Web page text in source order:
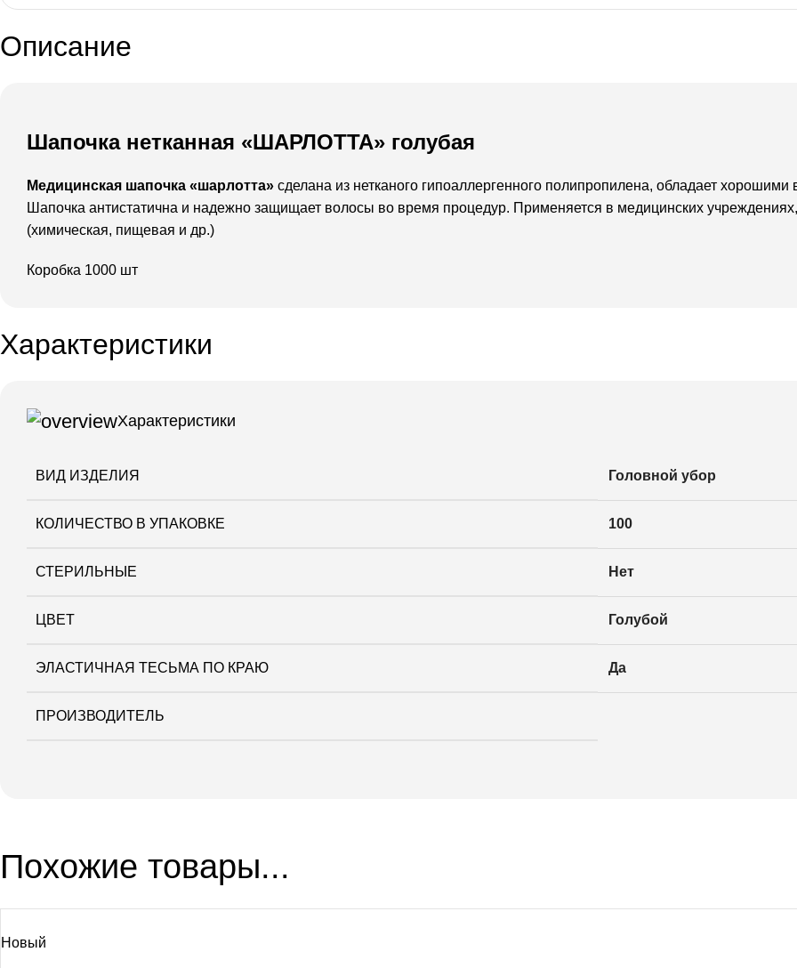
Описание
Шапочка нетканная «ШАРЛОТТА» голубая
Медицинская шапочка «шарлотта» сделана из нетканого гипоаллергенного полипропилена, обладает
Шапочка антистатична и надежно защищает волосы во время процедур. Применяется в медицинских
(химическая, пищевая и др.)
Коробка 1000 шт
Характеристики
Характеристики
ВИД ИЗДЕЛИЯ Головной убор
КОЛИЧЕСТВО В УПАКОВКЕ 100
СТЕРИЛЬНЫЕ Нет
ЦВЕТ Голубой
ЭЛАСТИЧНАЯ ТЕСЬМА ПО КРАЮ Да
ПРОИЗВОДИТЕЛЬ
Похожие товары...
Новый